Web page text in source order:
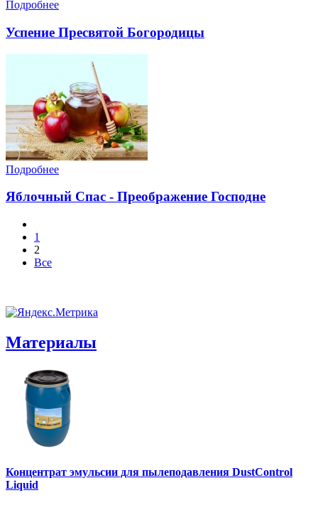
Подробнее
Успение Пресвятой Богородицы
Подробнее
Яблочный Спас - Преображение Господне
1
2
Все
Материалы
Концентрат эмульсии для пылеподавления DustControl
Liquid